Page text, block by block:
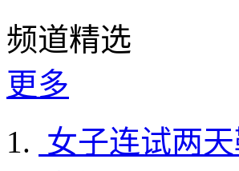
频道精选
更多
女子连试两